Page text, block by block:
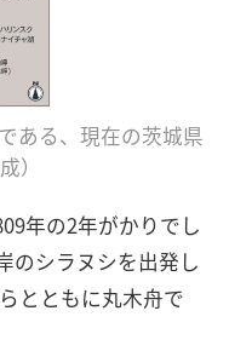
ある、現在の茨城県
）
年の2年がかりでし
のシラヌシを出発し
とともに丸木舟で